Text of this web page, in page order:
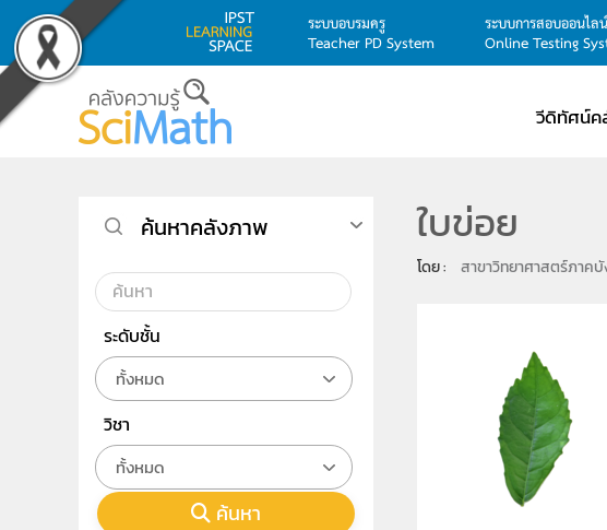
Skip to main content
ระบบอบรมครู
Teacher PD System
ระบบการสอบออนไลน์
Online Testing
วีดิทัศน์
ใบข่อย
โดย : สาขาวิทยาศาสตร์ภาค
ค้นหาคลังภาพ
ระดับชั้น
ทั้งหมด
วิชา
ทั้งหมด
ค้นหา